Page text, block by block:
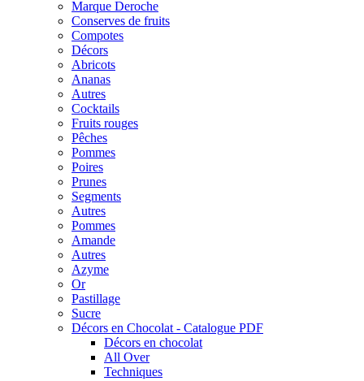
Marque Deroche
Conserves de fruits
Compotes
Décors
Abricots
Ananas
Autres
Cocktails
Fruits rouges
Pêches
Pommes
Poires
Prunes
Segments
Autres
Pommes
Amande
Autres
Azyme
Or
Pastillage
Sucre
Décors en Chocolat - Catalogue PDF
Décors en chocolat
All Over
Techniques